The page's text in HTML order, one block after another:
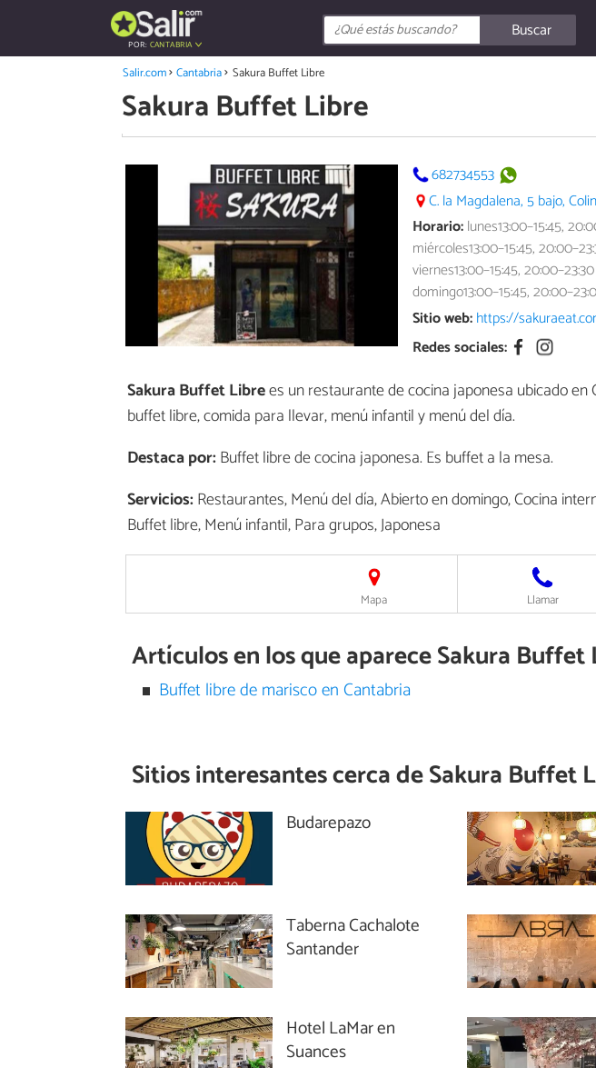
POR: CANTABRIA
Buscar
Salir.com Cantabria Sakura Buffet Libre
Sakura Buffet Libre
682734553
C. la Magdalena, 5 bajo,
Horario:lunes13:00–15:45,
miércoles13:00–15:45,
viernes13:00–15:45,
domingo13:00–15:45,
Sitio web:https://
Redes sociales:
Sakura Buffet Librees un restaurante de cocina japonesa ubicado en
buffet libre, comida para llevar, menú infantil y menú del día.
Destaca por:Buffet libre de cocina japonesa. Es buffet a la mesa.
Servicios:Restaurantes, Menú del día, Abierto en domingo, Cocina
Buffet libre, Menú infantil, Para grupos, Japonesa
Mapa Llamar
Artículos en los que aparece Sakura Buffet
Buffet libre de marisco en Cantabria
Sitios interesantes cerca deSakura Buffet
Budarepazo
Taberna Cachalote
Santander
Hotel LaMar en
Suances